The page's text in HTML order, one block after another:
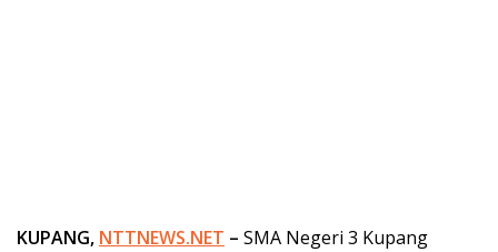
KUPANG, NTTNEWS.NET – SMA Negeri 3 Kupang